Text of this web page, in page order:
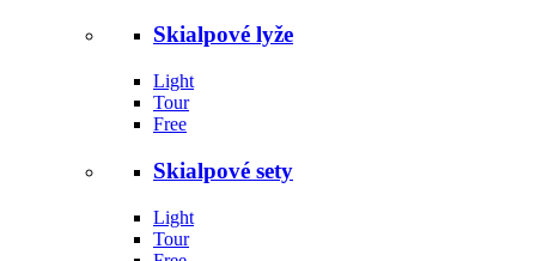
Skialpové lyže
Light
Tour
Free
Skialpové sety
Light
Tour